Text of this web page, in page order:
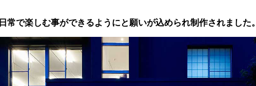
日常で楽しむ事ができるようにと願いが込められ制作されました。